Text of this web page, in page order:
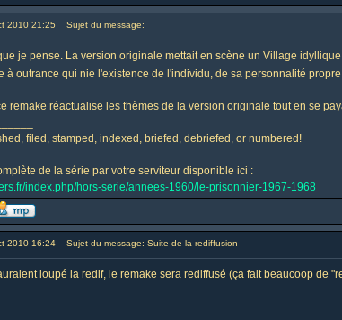
2010 21:25 Sujet du message:
je pense. La version originale mettait en scène un Village
à outrance qui nie l'existence de l'individu, de sa personnalité
remake réactualise les thèmes de la version originale tout en se
filed, stamped, indexed, briefed, debriefed, or numbered!
de la série par votre serviteur disponible ici :
index.php/hors-serie/annees-1960/le-prisonnier-1967-1968
2010 16:24 Sujet du message: Suite de la rediffusion
loupé la redif, le remake sera rediffusé (ça fait beaucoop de